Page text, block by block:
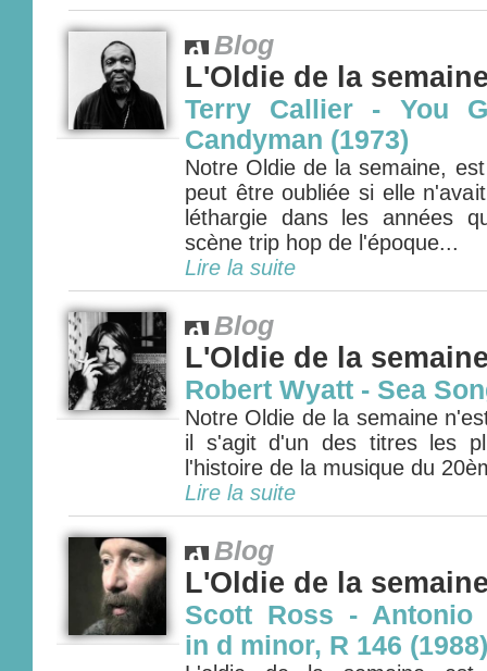
Blog
L'Oldie de la
Terry Callier - You
Candyman (1973)
Notre Oldie de la semaine,
peut être oubliée si elle
léthargie dans les années
scène trip hop de l'époque...
Lire la suite
Blog
L'Oldie de la
Robert Wyatt - Sea
Notre Oldie de la semaine
il s'agit d'un des titres les
l'histoire de la musique du
Lire la suite
Blog
L'Oldie de la
Scott Ross - Antonio
in d minor, R 146 (1988)